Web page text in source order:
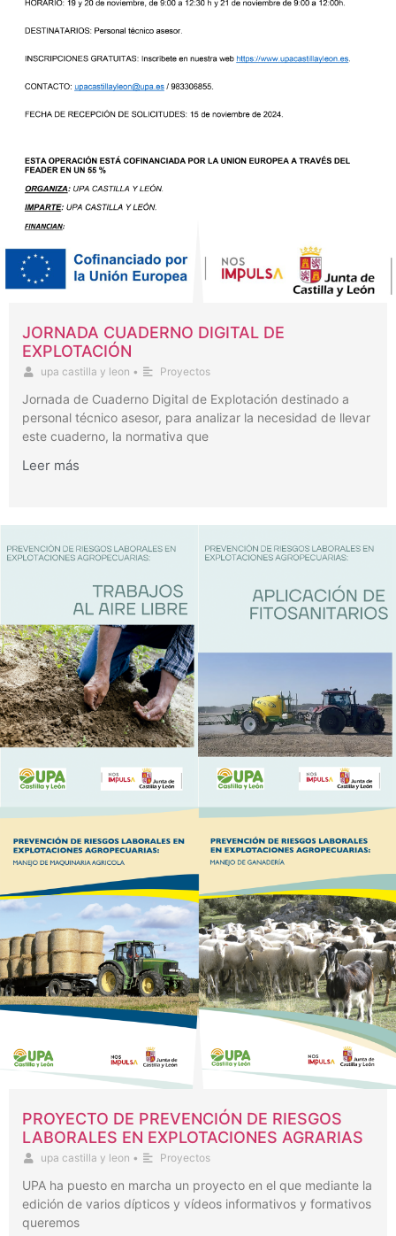
JORNADA CUADERNO DIGITAL DE
EXPLOTACIÓN
upa castilla y leon • Proyectos
Jornada de Cuaderno Digital de Explotación destinado a
personal técnico asesor, para analizar la necesidad de llevar
este cuaderno, la normativa que
Leer más
PROYECTO DE PREVENCIÓN DE RIESGOS
LABORALES EN EXPLOTACIONES AGRARIAS
upa castilla y leon • Proyectos
UPA ha puesto en marcha un proyecto en el que mediante la
edición de varios dípticos y vídeos informativos y formativos
queremos